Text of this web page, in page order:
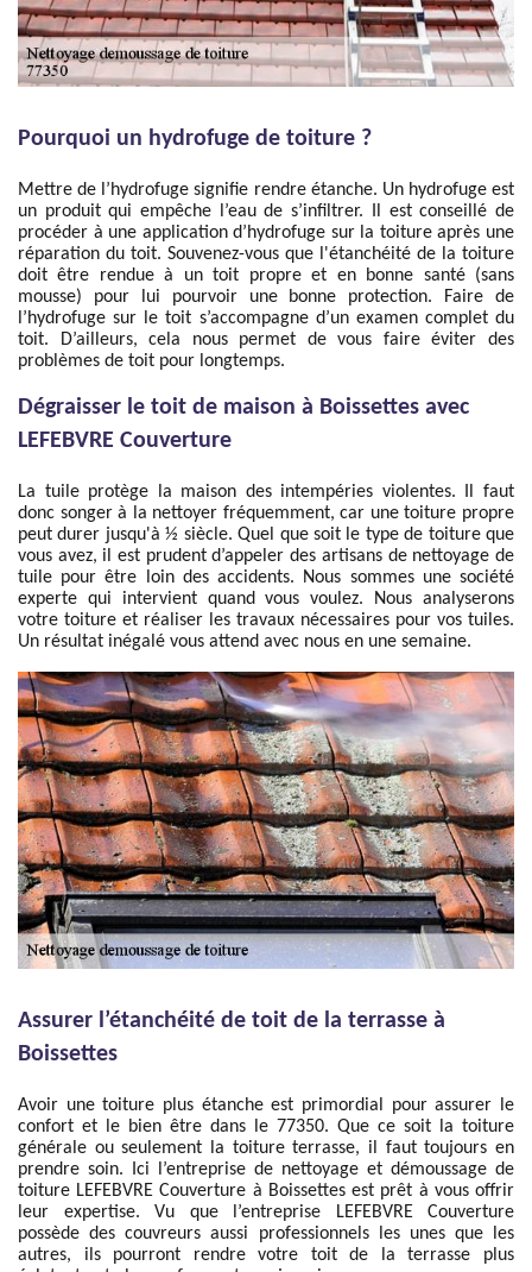
Pourquoi un hydrofuge de toiture ?
Mettre de l’hydrofuge signifie rendre étanche. Un hydrofuge est
un produit qui empêche l’eau de s’infiltrer. Il est conseillé de
procéder à une application d’hydrofuge sur la toiture après une
réparation du toit. Souvenez-vous que l'étanchéité de la toiture
doit être rendue à un toit propre et en bonne santé (sans
mousse) pour lui pourvoir une bonne protection. Faire de
l’hydrofuge sur le toit s’accompagne d’un examen complet du
toit. D’ailleurs, cela nous permet de vous faire éviter des
problèmes de toit pour longtemps.
Dégraisser le toit de maison à Boissettes avec
LEFEBVRE Couverture
La tuile protège la maison des intempéries violentes. Il faut
donc songer à la nettoyer fréquemment, car une toiture propre
peut durer jusqu'à ½ siècle. Quel que soit le type de toiture que
vous avez, il est prudent d’appeler des artisans de nettoyage de
tuile pour être loin des accidents. Nous sommes une société
experte qui intervient quand vous voulez. Nous analyserons
votre toiture et réaliser les travaux nécessaires pour vos tuiles.
Un résultat inégalé vous attend avec nous en une semaine.
Assurer l’étanchéité de toit de la terrasse à
Boissettes
Avoir une toiture plus étanche est primordial pour assurer le
confort et le bien être dans le 77350. Que ce soit la toiture
générale ou seulement la toiture terrasse, il faut toujours en
prendre soin. Ici l’entreprise de nettoyage et démoussage de
toiture LEFEBVRE Couverture à Boissettes est prêt à vous offrir
leur expertise. Vu que l’entreprise LEFEBVRE Couverture
possède des couvreurs aussi professionnels les unes que les
autres, ils pourront rendre votre toit de la terrasse plus